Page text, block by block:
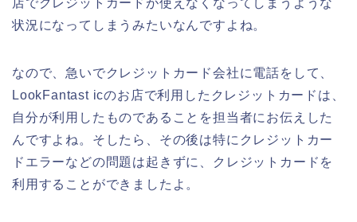
状況になってしまうみたいなんですよね。
なので、急いでクレジットカード会社に電話をして、
LookFantast icのお店で利用したクレジットカードは、
自分が利用したものであることを担当者にお伝えした
んですよね。そしたら、その後は特にクレジットカー
ドエラーなどの問題は起きずに、クレジットカードを
利用することができましたよ。